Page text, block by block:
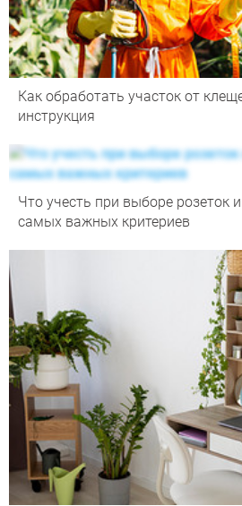
Как обработать участок от
инструкция
Что учесть при выборе розеток
самых важных критериев